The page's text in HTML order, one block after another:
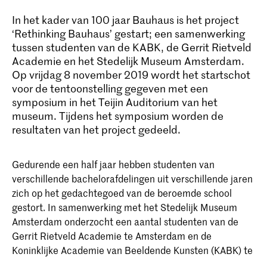
In het kader van 100 jaar Bauhaus is het project
‘Rethinking Bauhaus’ gestart; een samenwerking
tussen studenten van de KABK, de Gerrit Rietveld
Academie en het Stedelijk Museum Amsterdam.
Op vrijdag 8 november 2019 wordt het startschot
voor de tentoonstelling gegeven met een
symposium in het Teijin Auditorium van het
museum. Tijdens het symposium worden de
resultaten van het project gedeeld.
Gedurende een half jaar hebben studenten van
verschillende bachelorafdelingen uit verschillende jaren
zich op het gedachtegoed van de beroemde school
gestort. In samenwerking met het Stedelijk Museum
Amsterdam onderzocht een aantal studenten van de
Gerrit Rietveld Academie te Amsterdam en de
Koninklijke Academie van Beeldende Kunsten (KABK) te